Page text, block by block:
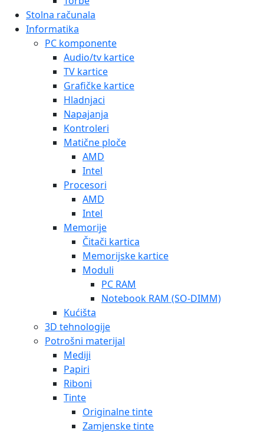
Stolna računala
Informatika
PC komponente
Audio/tv kartice
TV kartice
Grafičke kartice
Hladnjaci
Napajanja
Kontroleri
Matične ploče
AMD
Intel
Procesori
AMD
Intel
Memorije
Čitači kartica
Memorijske kartice
Moduli
PC RAM
Notebook RAM (SO-DIMM)
Kućišta
3D tehnologije
Potrošni materijal
Mediji
Papiri
Riboni
Tinte
Originalne tinte
Zamjenske tinte